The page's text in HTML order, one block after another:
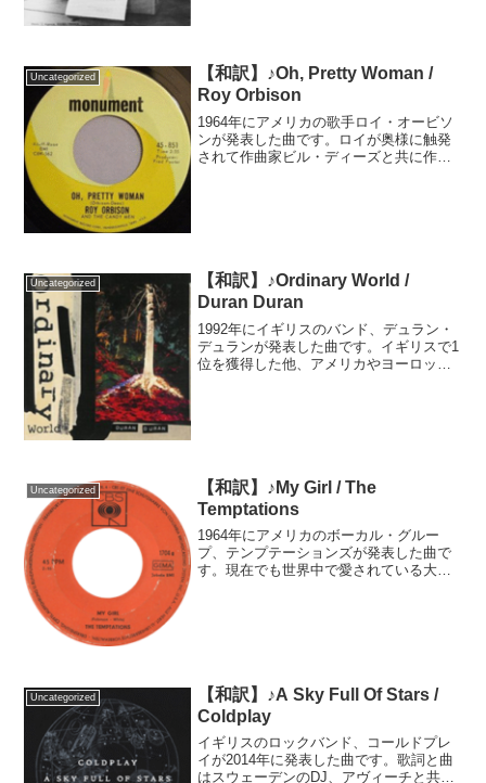
Uncategorized
【和訳】♪Oh, Pretty Woman /
Roy Orbison
1964年にアメリカの歌手ロイ・オービソ
ンが発表した曲です。ロイが奥様に触発
されて作曲家ビル・ディーズと共に作っ
Uncategorized
【和訳】♪Ordinary World /
Duran Duran
1992年にイギリスのバンド、デュラン・
デュランが発表した曲です。イギリスで1
位を獲得した他、アメリカやヨーロッパ
Uncategorized
【和訳】♪My Girl / The
Temptations
1964年にアメリカのボーカル・グルー
プ、テンプテーションズが発表した曲で
す。現在でも世界中で愛されている大ヒ
Uncategorized
【和訳】♪A Sky Full Of Stars /
Coldplay
イギリスのロックバンド、コールドプレ
イが2014年に発表した曲です。歌詞と曲
はスウェーデンのDJ、アヴィーチと共同